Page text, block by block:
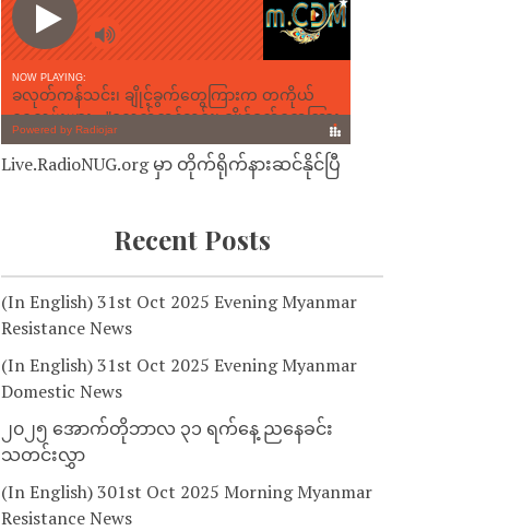
Live.RadioNUG.org မှာ တိုက်ရိုက်နားဆင်နိုင်ပြီ
Recent Posts
(In English) 31st Oct 2025 Evening Myanmar
Resistance News
(In English) 31st Oct 2025 Evening Myanmar
Domestic News
၂၀၂၅ အောက်တိုဘာလ ၃၁ ရက်နေ့ ညနေခင်း
သတင်းလွှာ
(In English) 301st Oct 2025 Morning Myanmar
Resistance News